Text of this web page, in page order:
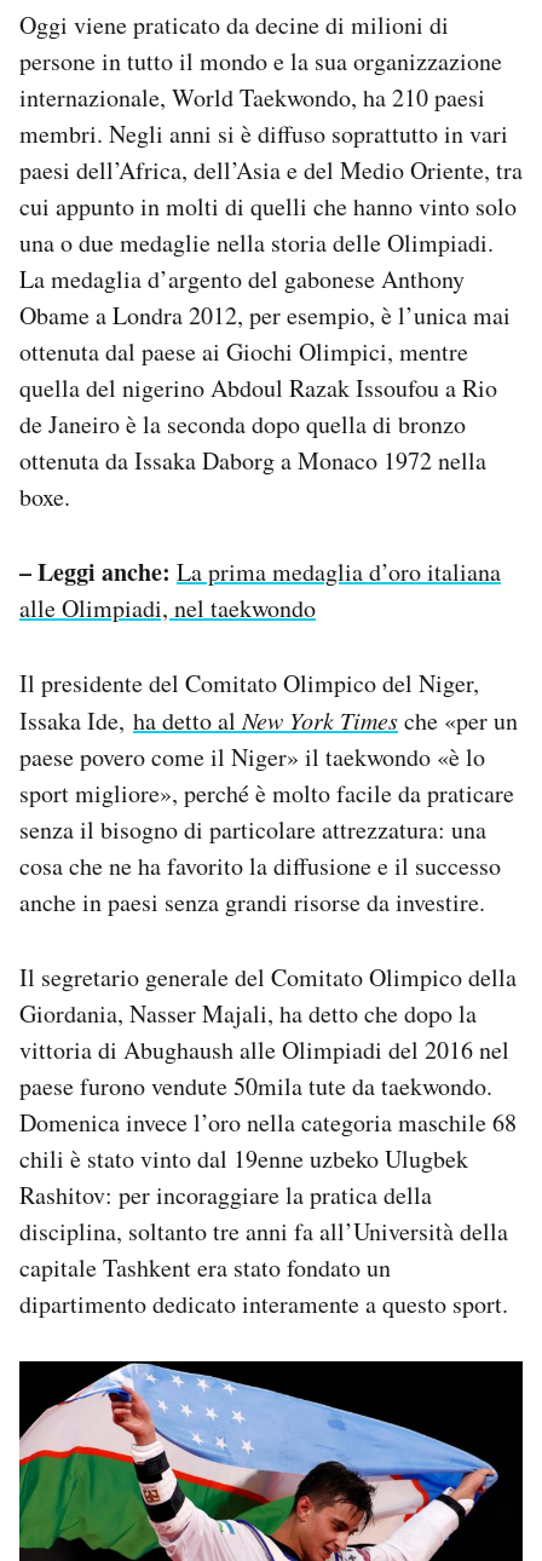
Oggi viene praticato da decine di milioni di
persone in tutto il mondo e la sua organizzazione
internazionale, World Taekwondo, ha 210 paesi
membri. Negli anni si è diffuso soprattutto in vari
paesi dell’Africa, dell’Asia e del Medio Oriente, tra
cui appunto in molti di quelli che hanno vinto solo
una o due medaglie nella storia delle Olimpiadi.
La medaglia d’argento del gabonese Anthony
Obame a Londra 2012, per esempio, è l’unica mai
ottenuta dal paese ai Giochi Olimpici, mentre
quella del nigerino Abdoul Razak Issoufou a Rio
de Janeiro è la seconda dopo quella di bronzo
ottenuta da Issaka Daborg a Monaco 1972 nella
boxe.
– Leggi anche: La prima medaglia d’oro italiana
alle Olimpiadi, nel taekwondo
Il presidente del Comitato Olimpico del Niger,
Issaka Ide, ha detto alNew York Timesche «per un
paese povero come il Niger» il taekwondo «è lo
sport migliore», perché è molto facile da praticare
senza il bisogno di particolare attrezzatura: una
cosa che ne ha favorito la diffusione e il successo
anche in paesi senza grandi risorse da investire.
Il segretario generale del Comitato Olimpico della
Giordania, Nasser Majali, ha detto che dopo la
vittoria di Abughaush alle Olimpiadi del 2016 nel
paese furono vendute 50mila tute da taekwondo.
Domenica invece l’oro nella categoria maschile 68
chili è stato vinto dal 19enne uzbeko Ulugbek
Rashitov: per incoraggiare la pratica della
disciplina, soltanto tre anni fa all’Università della
capitale Tashkent era stato fondato un
dipartimento dedicato interamente a questo sport.